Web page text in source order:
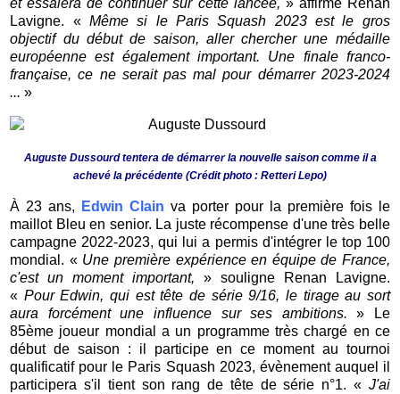
et essaiera de continuer sur cette lancée, » affirme Renan
Lavigne. « Même si le Paris Squash 2023 est le gros
objectif du début de saison, aller chercher une médaille
européenne est également important. Une finale franco-
française, ce ne serait pas mal pour démarrer 2023-2024
... »
Auguste Dussourd tentera de démarrer la nouvelle saison comme il a
achevé la précédente (Crédit photo : Retteri Lepo)
À 23 ans, Edwin Clain va porter pour la première fois le
maillot Bleu en senior. La juste récompense d'une très belle
campagne 2022-2023, qui lui a permis d'intégrer le top 100
mondial. «Une première expérience en équipe de France,
c'est un moment important, » souligne Renan Lavigne.
« Pour Edwin, qui est tête de série 9/16, le tirage au sort
aura forcément une influence sur ses ambitions. » Le
85ème joueur mondial a un programme très chargé en ce
début de saison : il participe en ce moment au tournoi
qualificatif pour le Paris Squash 2023, évènement auquel il
participera s'il tient son rang de tête de série n°1. « J'ai